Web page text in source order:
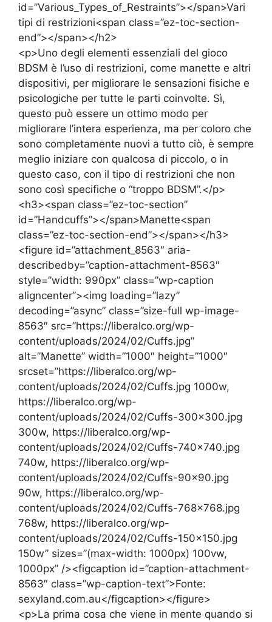
id=”Various_Types_of_Restraints”></span>Vari
tipi di restrizioni<span class=”ez-toc-section-
end”></span></h2>
<p>Uno degli elementi essenziali del gioco
BDSM è l’uso di restrizioni, come manette e altri
dispositivi, per migliorare le sensazioni fisiche e
psicologiche per tutte le parti coinvolte. Sì,
questo può essere un ottimo modo per
migliorare l’intera esperienza, ma per coloro che
sono completamente nuovi a tutto ciò, è sempre
meglio iniziare con qualcosa di piccolo, o in
questo caso, con il tipo di restrizioni che non
sono così specifiche o “troppo BDSM”.</p>
<h3><span class=”ez-toc-section”
id=”Handcuffs”></span>Manette<span
class=”ez-toc-section-end”></span></h3>
<figure id=”attachment_8563″ aria-
describedby=”caption-attachment-8563″
style=”width: 990px” class=”wp-caption
aligncenter”><img loading=”lazy”
decoding=”async” class=”size-full wp-image-
8563″ src=”https://liberalco.org/wp-
content/uploads/2024/02/Cuffs.jpg”
alt=”Manette” width=”1000″ height=”1000″
srcset=”https://liberalco.org/wp-
content/uploads/2024/02/Cuffs.jpg 1000w,
https://liberalco.org/wp-
content/uploads/2024/02/Cuffs-300×300.jpg
300w, https://liberalco.org/wp-
content/uploads/2024/02/Cuffs-740×740.jpg
740w, https://liberalco.org/wp-
content/uploads/2024/02/Cuffs-90×90.jpg
90w, https://liberalco.org/wp-
content/uploads/2024/02/Cuffs-768×768.jpg
768w, https://liberalco.org/wp-
content/uploads/2024/02/Cuffs-150×150.jpg
150w” sizes=”(max-width: 1000px) 100vw,
1000px” /><figcaption id=”caption-attachment-
8563″ class=”wp-caption-text”>Fonte:
sexyland.com.au</figcaption></figure>
<p>La prima cosa che viene in mente quando si